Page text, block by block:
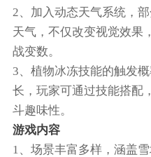
2、加入动态天气系统，
天气，不仅改变视觉效果
战变数。
3、植物冰冻技能的触发
长，玩家可通过技能搭配
斗趣味性。
游戏内容
1、场景丰富多样，涵盖